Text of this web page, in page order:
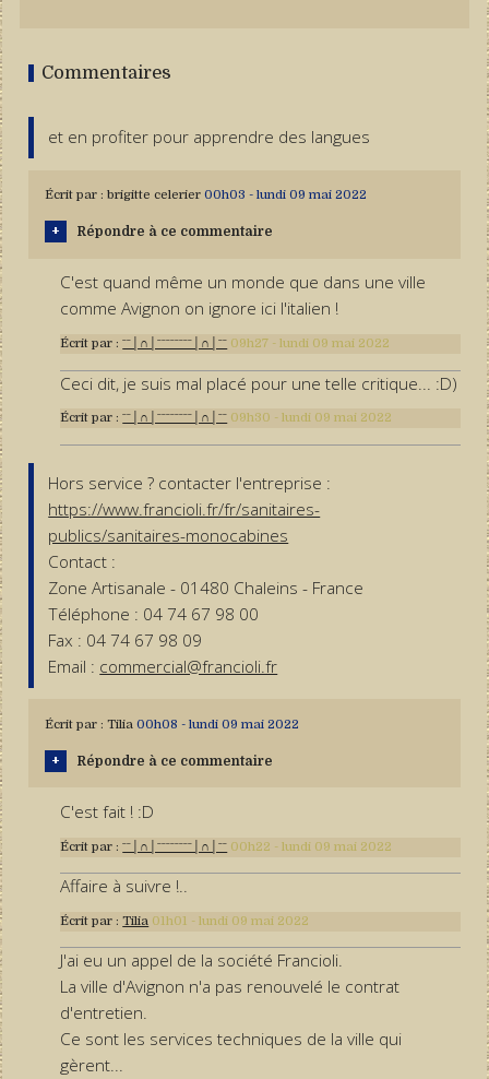
Commentaires
et en profiter pour apprendre des langues
Écrit par : brigitte celerier 00h03 - lundi 09 mai 2022
Répondre à ce commentaire
C'est quand même un monde que dans une ville
comme Avignon on ignore ici l'italien !
Écrit par :ˉˉ│∩│ˉˉˉˉˉˉˉˉ│∩│ˉˉ 09h27 -lundi 09 mai 2022
Ceci dit, je suis mal placé pour une telle critique... :D)
Écrit par :ˉˉ│∩│ˉˉˉˉˉˉˉˉ│∩│ˉˉ 09h30 -lundi 09 mai 2022
Hors service ? contacter l'entreprise :
https://www.francioli.fr/fr/sanitaires-
publics/sanitaires-monocabines
Contact :
Zone Artisanale - 01480 Chaleins - France
Téléphone : 04 74 67 98 00
Fax : 04 74 67 98 09
Email : commercial@francioli.fr
Écrit par : Tilia 00h08 - lundi 09 mai 2022
Répondre à ce commentaire
C'est fait ! :D
Écrit par :ˉˉ│∩│ˉˉˉˉˉˉˉˉ│∩│ˉˉ 00h22 -lundi 09 mai 2022
Affaire à suivre !..
Écrit par :Tilia 01h01 -lundi 09 mai 2022
J'ai eu un appel de la société Francioli.
La ville d'Avignon n'a pas renouvelé le contrat
d'entretien.
Ce sont les services techniques de la ville qui
gèrent...